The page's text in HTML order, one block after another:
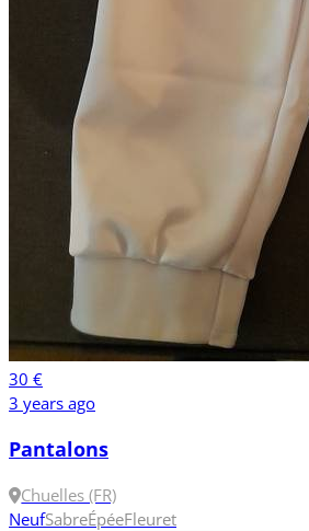
30 €
3 years ago
Pantalons
Chuelles (FR)
NeufSabreÉpéeFleuret